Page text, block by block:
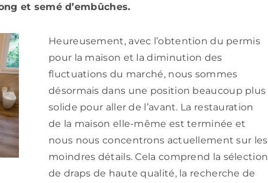
et semé d’embûches.
Heureusement, avec l’obtention du permis
pour la maison et la diminution des
fluctuations du marché, nous sommes
désormais dans une position beaucoup plus
solide pour aller de l’avant. La restauration
de la maison elle-même est terminée et
nous nous concentrons actuellement sur les
moindres détails. Cela comprend la sélection
de draps de haute qualité, la recherche de